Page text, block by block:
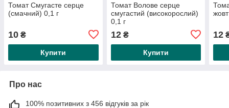
Томат Смугасте серце
(смачний) 0,1 г
10 ₴
Купити
Томат Волове серце
смугастий (високорослий)
0,1 г
12₴
Купити
12
Про нас
100% позитивних з 456 відгуків за рік